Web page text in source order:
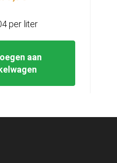
aan
per liter